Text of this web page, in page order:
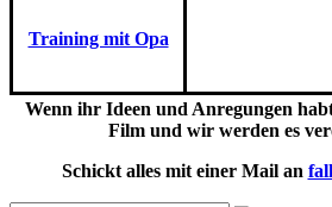
Training mit Opa
Wenn ihr Ideen und Anregungen
Film und wir werden es
Schickt alles mit einer Mail an